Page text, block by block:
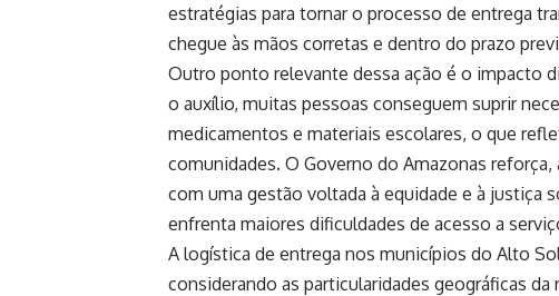
estratégias para tornar o processo de entrega
chegue às mãos corretas e dentro do prazo
Outro ponto relevante dessa ação é o impacto
o auxílio, muitas pessoas conseguem suprir
medicamentos e materiais escolares, o que
comunidades. O Governo do Amazonas
com uma gestão voltada à equidade e à justiça
enfrenta maiores dificuldades de acesso a
A logística de entrega nos municípios do Alto
considerando as particularidades geográficas